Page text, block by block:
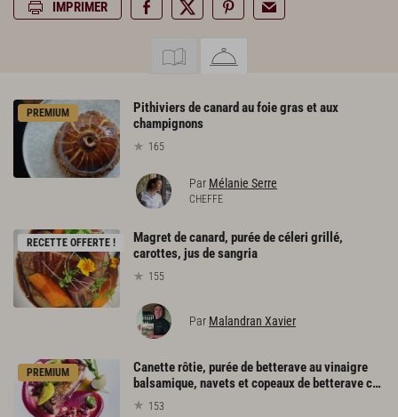
IMPRIMER
PREMIUM
Pithiviers de canard au foie gras et aux
champignons
165
Par Mélanie Serre
CHEFFE
RECETTE OFFERTE !
Magret de canard, purée de céleri grillé,
carottes, jus de sangria
155
Par Malandran Xavier
PREMIUM
Canette rôtie, purée de betterave au vinaigre
balsamique, navets et copeaux de betterave couleur
153